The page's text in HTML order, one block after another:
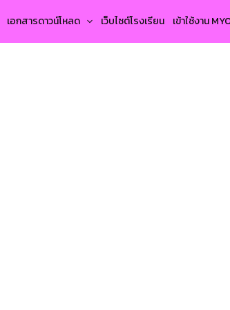
เอกสารดาวน์โหลด เว็บไซต์โรงเรียน เข้าใช้งาน